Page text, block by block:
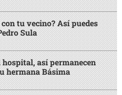
tu vecino? Así puedes
Sula
hospital, así permanecen
hermana Básima